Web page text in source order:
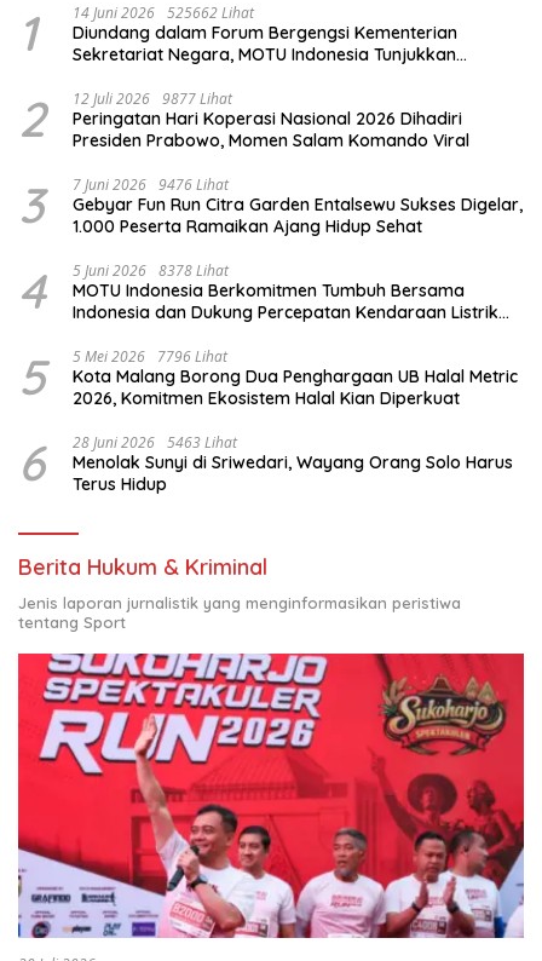
1 14 Juni 2026 525662 Lihat
Diundang dalam Forum Bergengsi Kementerian
Sekretariat Negara, MOTU Indonesia Tunjukkan
2 12 Juli 2026 9877 Lihat
Peringatan Hari Koperasi Nasional 2026 Dihadiri
Presiden Prabowo, Momen Salam Komando Viral
3 7 Juni 2026 9476 Lihat
Gebyar Fun Run Citra Garden Entalsewu Sukses Digelar,
1.000 Peserta Ramaikan Ajang Hidup Sehat
4 5 Juni 2026 8378 Lihat
MOTU Indonesia Berkomitmen Tumbuh Bersama
Indonesia dan Dukung Percepatan Kendaraan Listrik
5 5 Mei 2026 7796 Lihat
Kota Malang Borong Dua Penghargaan UB Halal Metric
2026, Komitmen Ekosistem Halal Kian Diperkuat
6 28 Juni 2026 5463 Lihat
Menolak Sunyi di Sriwedari, Wayang Orang Solo Harus
Terus Hidup
Berita Hukum & Kriminal
Jenis laporan jurnalistik yang menginformasikan peristiwa
tentang Sport